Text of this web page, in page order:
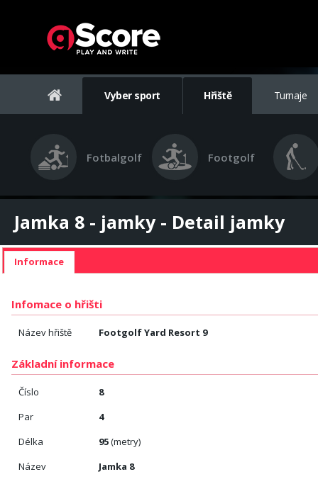
Vyber sport Hřiště Turnaje
Fotbalgolf Footgolf
Jamka 8 - jamky - Detail jamky
Informace
Infomace o hřišti
Název hřiště Footgolf Yard Resort 9
Základní informace
Číslo
8
Par
4
Délka
95(metry)
Název
Jamka 8